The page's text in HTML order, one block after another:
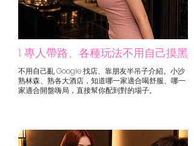
1. 專人帶路、各種玩法不用自己摸黑
不用自己亂 Google 找店、靠朋友半吊子介紹。小沙
熟林森、熟各大酒店，知道哪一家適合喝舒服、哪一
家適合開盤嗨局，直接幫你配到對的場子。